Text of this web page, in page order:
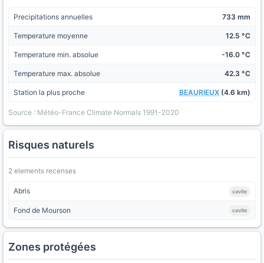
Precipitations annuelles 733 mm
Temperature moyenne 12.5 °C
Temperature min. absolue -16.0 °C
Temperature max. absolue 42.3 °C
Station la plus proche BEAURIEUX (4.6 km)
Source : Météo-France Climate Normals 1991-2020
Risques naturels
2 elements recenses
Abris cavite
Fond de Mourson cavite
Zones protégées